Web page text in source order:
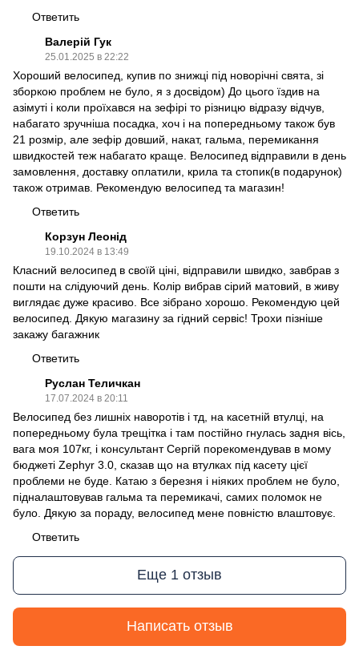
Ответить
Валерій Гук
25.01.2025 в 22:22
Хороший велосипед, купив по знижці під новорічні свята, зі
зборкою проблем не було, я з досвідом) До цього їздив на
азімуті і коли проїхався на зефірі то різницю відразу відчув,
набагато зручніша посадка, хоч і на попередньому також був
21 розмір, але зефір довший, накат, гальма, перемикання
швидкостей теж набагато краще. Велосипед відправили в день
замовлення, доставку оплатили, крила та стопик(в подарунок)
також отримав. Рекомендую велосипед та магазин!
Ответить
Корзун Леонід
19.10.2024 в 13:49
Класний велосипед в своїй ціні, відправили швидко, завбрав з
пошти на слідуючий день. Колір вибрав сірий матовий, в живу
виглядає дуже красиво. Все зібрано хорошо. Рекомендую цей
велосипед. Дякую магазину за гідний сервіс! Трохи пізніше
закажу багажник
Ответить
Руслан Теличкан
17.07.2024 в 20:11
Велосипед без лишніх наворотів і тд, на касетній втулці, на
попередньому була трещітка і там постійно гнулась задня вісь,
вага моя 107кг, і консультант Сергій порекомендував в мому
бюджеті Zephyr 3.0, сказав що на втулках під касету цієї
проблеми не буде. Катаю з березня і ніяких проблем не було,
підналаштовував гальма та перемикачі, самих поломок не
було. Дякую за пораду, велосипед мене повністю влаштовує.
Ответить
Еще 1 отзыв
Написать отзыв